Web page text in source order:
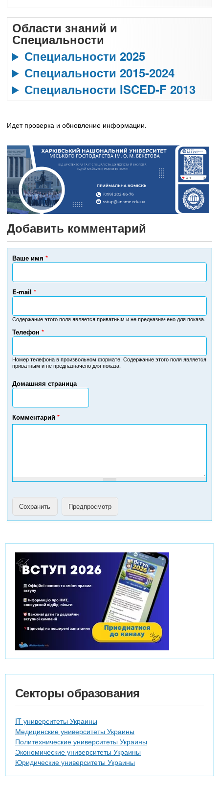
Области знаний и
Специальности
Специальности 2025
Специальности 2015-2024
Специальности ISCED-F 2013
Идет проверка и обновление информации.
Добавить комментарий
Ваше имя *
E-mail *
Содержание этого поля является приватным и не предназначено для показа.
Домашняя страница
Телефон *
Н
м
е
т
л
е
ф
Номер телефона в произвольном формате. Содержание этого поля является
приватным и не предназначено для показа.
Комментарий *
Секторы образования
IT университеты Украины
Медицинские университеты Украины
Политехнические университеты Украины
Экономические университеты Украины
Юридические университеты Украины